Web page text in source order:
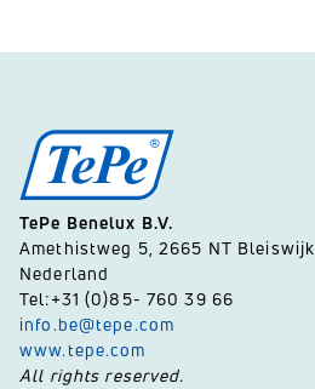
TePe Benelux B.V.
Amethistweg 5, 2665 NT Bleiswijk
Nederland
Tel:+31 (0)85- 760 39 66
info.be@tepe.com
www.tepe.com
All rights reserved.